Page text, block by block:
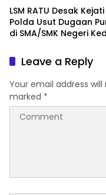
Carut Marutnya
di Kediri
LSM RATU Desak
Polda Usut Dugaan
di SMA/SMK Negeri
Leave a Reply
Your email address
marked *